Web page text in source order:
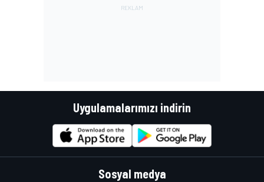
Uygulamalarımızı indirin
Sosyal medya